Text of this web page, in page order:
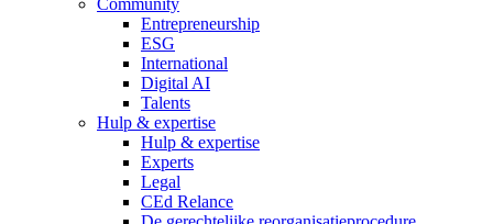
Community
Entrepreneurship
ESG
International
Digital AI
Talents
Hulp & expertise
Hulp & expertise
Experts
Legal
CEd Relance